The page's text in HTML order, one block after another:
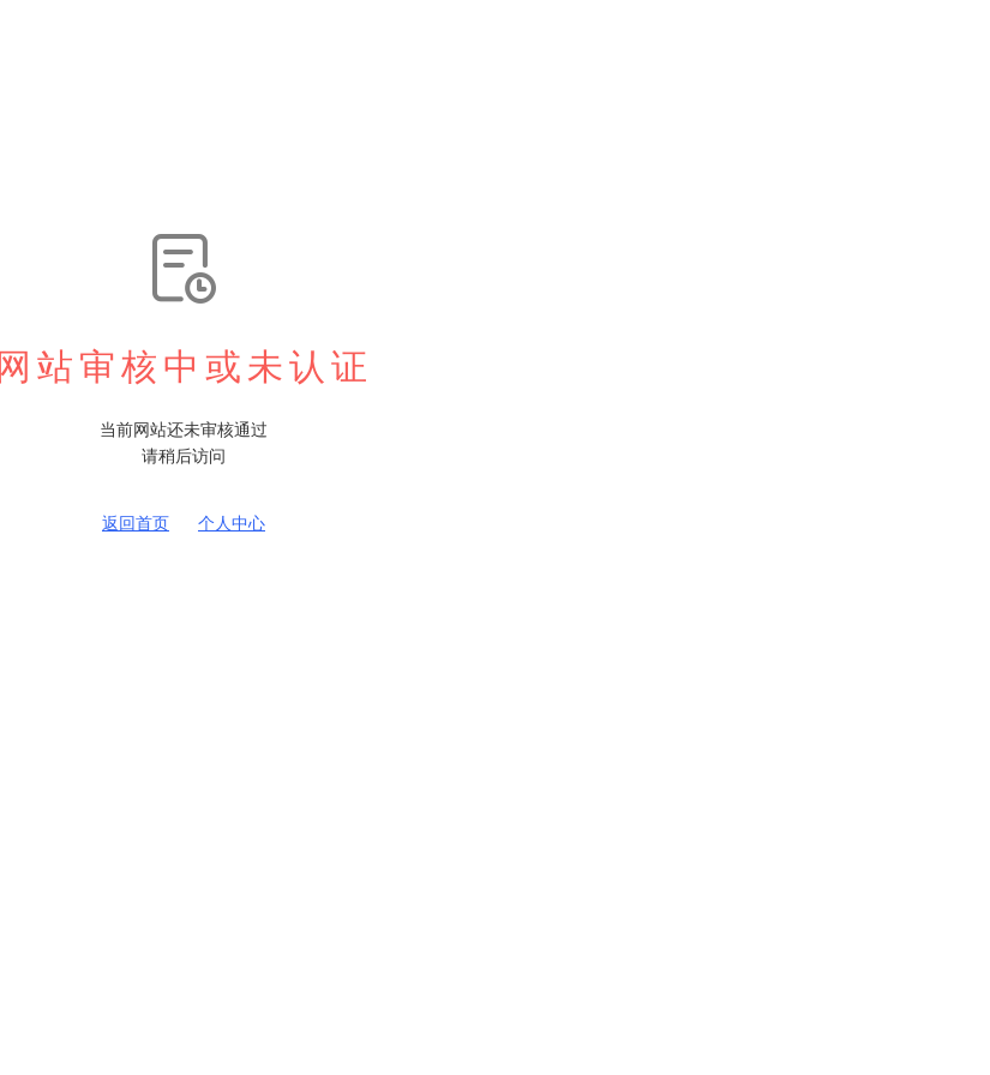

网站审核中或未认证
当前网站还未审核通过
请稍后访问
返回首页 个人中心